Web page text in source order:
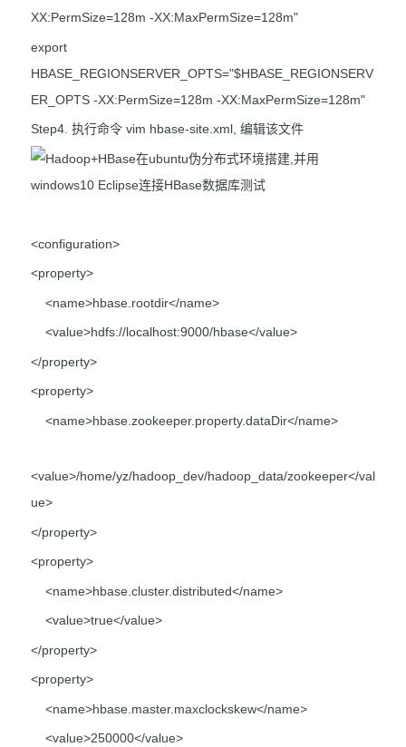
XX:PermSize=128m -XX:MaxPermSize=128m"
export
HBASE_REGIONSERVER_OPTS="$HBASE_REGIONSERV
ER_OPTS -XX:PermSize=128m -XX:MaxPermSize=128m"
Step4. 执行命令 vim hbase-site.xml, 编辑该文件
<configuration>
<property>
<name>hbase.rootdir</name>
<value>hdfs://localhost:9000/hbase</value>
</property>
<property>
<name>hbase.zookeeper.property.dataDir</name>
<value>/home/yz/hadoop_dev/hadoop_data/zookeeper</val
ue>
</property>
<property>
<name>hbase.cluster.distributed</name>
<value>true</value>
</property>
<property>
<name>hbase.master.maxclockskew</name>
<value>250000</value>